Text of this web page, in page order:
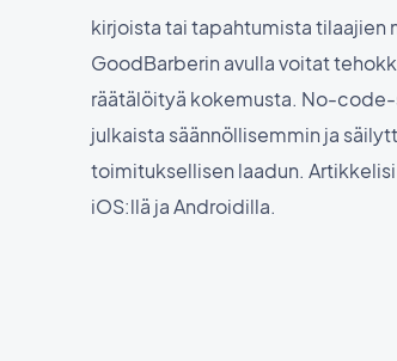
kirjoista tai tapahtumista
GoodBarberin avulla voitat
räätälöityä kokemusta. No-
julkaista säännöllisemmin ja
toimituksellisen laadun.
iOS:llä ja Androidilla.